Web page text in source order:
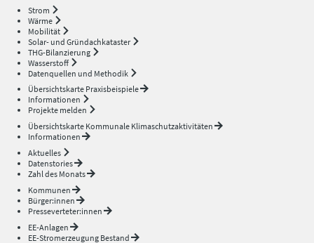
Strom
Wärme
Mobilität
Solar- und Gründachkataster
THG-Bilanzierung
Wasserstoff
Datenquellen und Methodik
Übersichtskarte Praxisbeispiele
Informationen
Projekte melden
Übersichtskarte Kommunale Klimaschutzaktivitäten
Informationen
Aktuelles
Datenstories
Zahl des Monats
Kommunen
Bürger:innen
Presseverteter:innen
EE-Anlagen
EE-Stromerzeugung Bestand